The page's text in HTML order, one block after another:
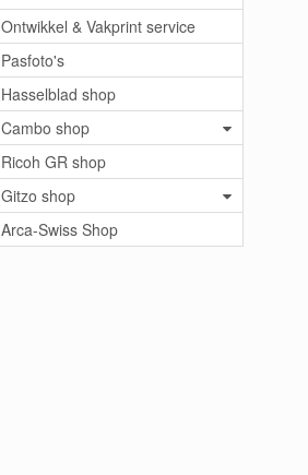
Ontwikkel & Vakprint service
Pasfoto's
Hasselblad shop
Cambo shop
Ricoh GR shop
Gitzo shop
Arca-Swiss Shop